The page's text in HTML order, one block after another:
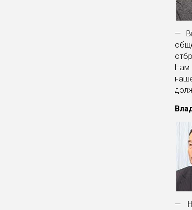
—
Нам
—